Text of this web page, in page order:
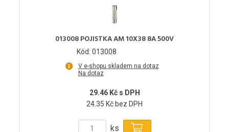
013008 POJISTKA AM 10X38 8A 500V
Kód: 013008
V e-shopu skladem na dotaz
Na dotaz
29.46 Kč s DPH
24.35 Kč bez DPH
ks